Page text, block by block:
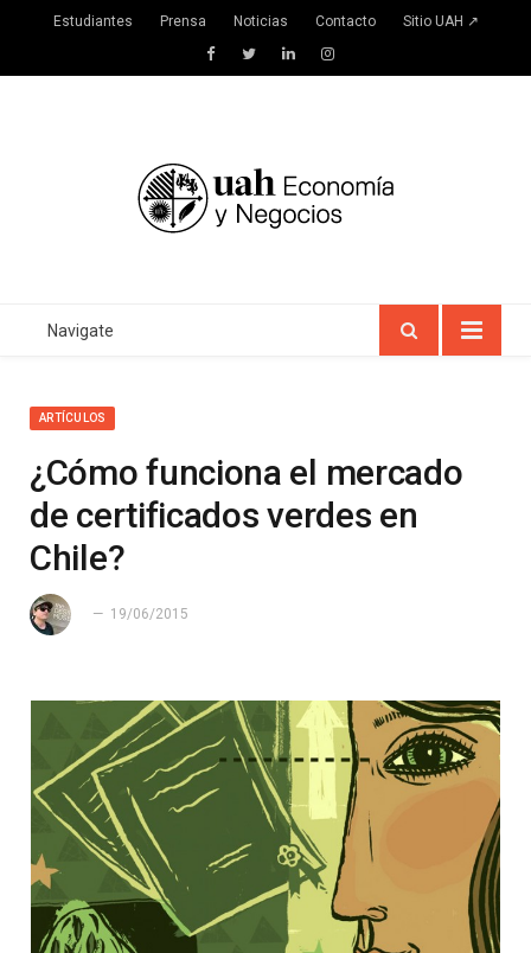
Estudiantes Prensa Noticias Contacto Sitio UAH ↗
FacebookTwitterLinkedInInstagram
Navigate
ARTÍCULOS
¿Cómo funciona el mercado
de certificados verdes en
Chile?
19/06/2015